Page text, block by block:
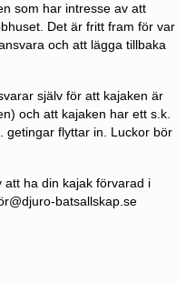
som har intresse av att
Det är fritt fram för var
och att lägga tillbaka
själv för att kajaken är
och att kajaken har ett s.k.
getingar flyttar in. Luckor bör
ha din kajak förvarad i
batsallskap.se